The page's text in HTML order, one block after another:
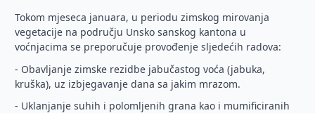
Tokom mjeseca januara, u periodu zimskog mirovanja
vegetacije na području Unsko sanskog kantona u
voćnjacima se preporučuje provođenje sljedećih radova:
- Obavljanje zimske rezidbe jabučastog voća (jabuka,
kruška), uz izbjegavanje dana sa jakim mrazom.
- Uklanjanje suhih i polomljenih grana kao i mumificiranih